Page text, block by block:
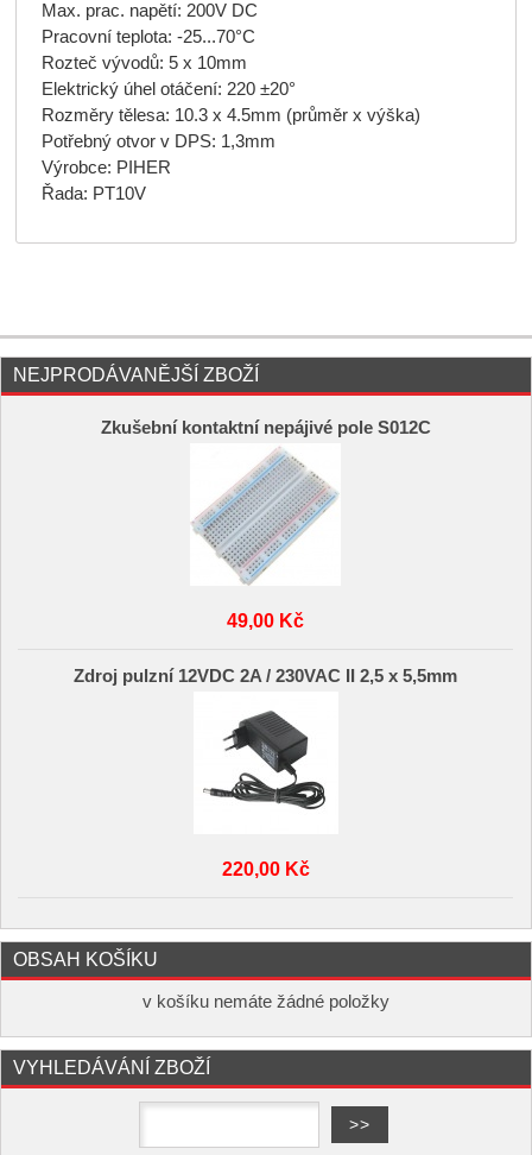
Max. prac. napětí: 200V DC
Pracovní teplota: -25...70°C
Rozteč vývodů: 5 x 10mm
Elektrický úhel otáčení: 220 ±20°
Rozměry tělesa: 10.3 x 4.5mm (průměr x výška)
Potřebný otvor v DPS: 1,3mm
Výrobce: PIHER
Řada: PT10V
NEJPRODÁVANĚJŠÍ ZBOŽÍ
Zkušební kontaktní nepájivé pole S012C
49,00 Kč
Zdroj pulzní 12VDC 2A / 230VAC II 2,5 x 5,5mm
220,00 Kč
OBSAH KOŠÍKU
v košíku nemáte žádné položky
VYHLEDÁVÁNÍ ZBOŽÍ